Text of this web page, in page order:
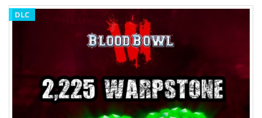
DLC